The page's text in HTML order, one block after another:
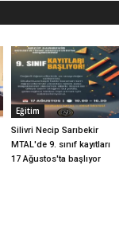
Eğitim
Silivri Necip Sarıbekir
MTAL'de 9. sınıf kayıtları
17 Ağustos'ta başlıyor